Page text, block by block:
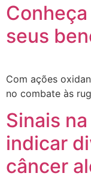
seus
Com ações
no combate às
Sinais
indicar
câncer